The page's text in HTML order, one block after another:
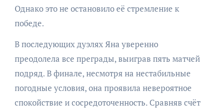
Однако это не остановило её стремление к
победе.
В последующих дуэлях Яна уверенно
преодолела все преграды, выиграв пять матчей
подряд. В финале, несмотря на нестабильные
погодные условия, она проявила невероятное
спокойствие и сосредоточенность. Сравняв счёт